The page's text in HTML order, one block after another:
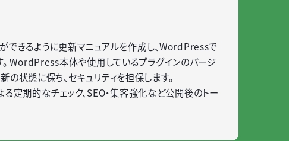
できるように更新マニュアルを作成し、WordPressで
WordPress本体や使用しているプラグインのバージ
状態に保ち、セキュリティを担保します。
定期的なチェック、SEO・集客強化など公開後のトー